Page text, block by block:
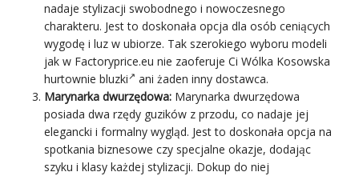
nadaje stylizacji swobodnego i nowoczesnego
charakteru. Jest to doskonała opcja dla osób ceniących
wygodę i luz w ubiorze. Tak szerokiego wyboru modeli
jak w Factoryprice.eu nie zaoferuje Ci Wólka Kosowska
hurtownie bluzki
ani żaden inny dostawca.
Marynarka dwurzędowa: Marynarka dwurzędowa
posiada dwa rzędy guzików z przodu, co nadaje jej
elegancki i formalny wygląd. Jest to doskonała opcja na
spotkania biznesowe czy specjalne okazje, dodając
szyku i klasy każdej stylizacji. Dokup do niej